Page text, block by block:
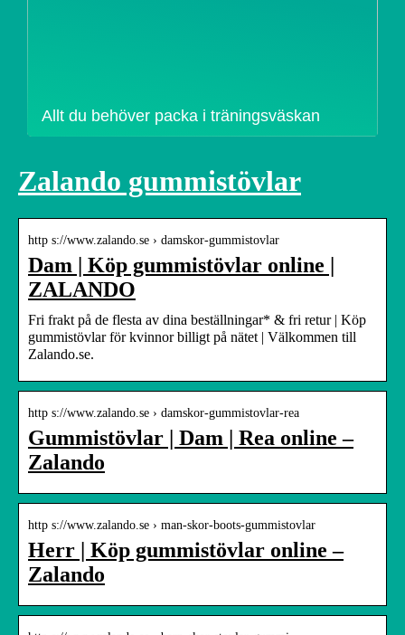
Allt du behöver packa i träningsväskan
Zalando gummistövlar
http s://www.zalando.se › damskor-gummistovlar
Dam | Köp gummistövlar online |
ZALANDO
Fri frakt på de flesta av dina beställningar* & fri retur | Köp
gummistövlar för kvinnor billigt på nätet | Välkommen till
Zalando.se.
http s://www.zalando.se › damskor-gummistovlar-rea
Gummistövlar | Dam | Rea online –
Zalando
http s://www.zalando.se › man-skor-boots-gummistovlar
Herr | Köp gummistövlar online –
Zalando